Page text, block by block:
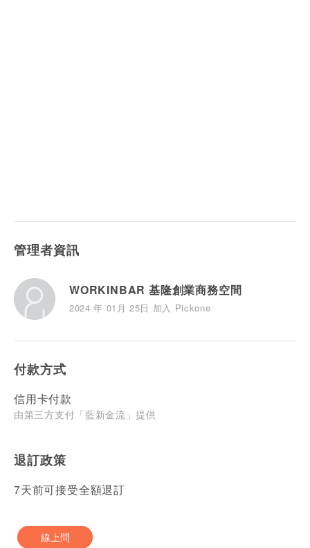
管理者資訊
WORKINBAR 基隆創業商務空間
2024 年 01月 25日 加入 Pickone
付款方式
信用卡付款
由第三方支付「藍新金流」提供
退訂政策
7天前可接受全額退訂
線上問